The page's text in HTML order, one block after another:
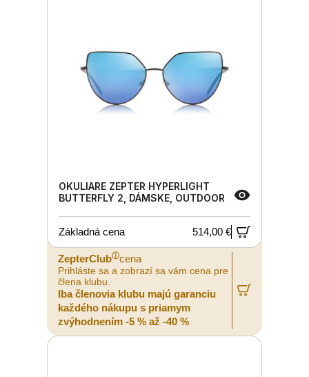
OKULIARE ZEPTER HYPERLIGHT
BUTTERFLY 2, DÁMSKE, OUTDOOR
Základná cena 514,00 €
ZepterClubⓘcena
Prihláste sa a zobrazí sa vám cena pre
člena klubu.
Iba členovia klubu majú garanciu
každého nákupu s priamym
zvýhodnením -5 % až -40 %